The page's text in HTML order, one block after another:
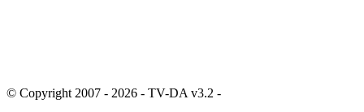
© Copyright 2007 - 2026 - TV-DA v3.2 -